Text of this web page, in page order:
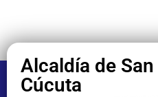
Alcaldía de
Cúcuta